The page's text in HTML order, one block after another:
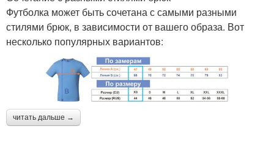
Футболка может быть сочетана с самыми разными
стилями брюк, в зависимости от вашего образа. Вот
несколько популярных вариантов:
читать дальше →